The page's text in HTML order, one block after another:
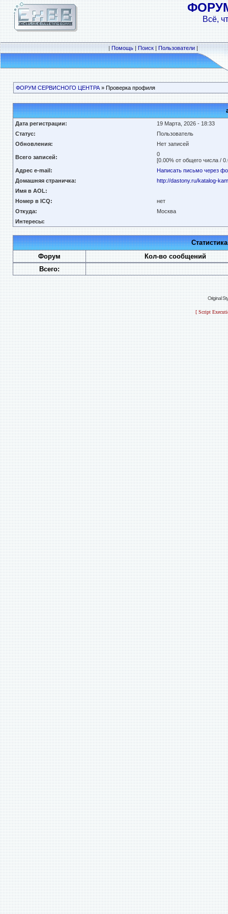
Всё,
|Помощь|Поиск|Пользователи|
ФОРУМ СЕРВИСНОГО ЦЕНТРА» Проверка профиля
Дата регистрации:
19 Марта, 2026 - 18:33
Статус:
Пользователь
Обновления:
Нет записей
Всего записей:
0
[0.00% от общего числа /
Адрес e-mail:
Написать письмо через
Домашняя страничка:
http://dastony.ru/katalog-
Имя в AOL:
Номер в ICQ:
нет
Откуда:
Москва
Интересы:
Форум
Кол-во сообщений
Всего:
Original
[ Script